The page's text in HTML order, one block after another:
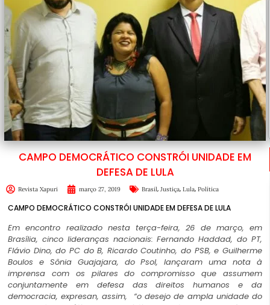
CAMPO DEMOCRÁTICO CONSTRÓI UNIDADE EM
DEFESA DE LULA
Revista Xapuri março 27, 2019 Brasil, Justiça, Lula, Política
CAMPO DEMOCRÁTICO CONSTRÓI UNIDADE EM DEFESA DE LULA
Em encontro realizado nesta terça-feira, 26 de março, em
Brasília, cinco lideranças nacionais: Fernando Haddad, do PT,
Flávio Dino, do PC do B, Ricardo Coutinho, do PSB, e Guilherme
Boulos e Sônia Guajajara, do Psol, lançaram uma nota à
imprensa com os pilares do compromisso que assumem
conjuntamente em defesa das direitos humanos e da
democracia, expresan, assim, “o desejo de ampla unidade do